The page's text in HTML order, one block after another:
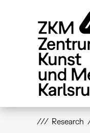
Research